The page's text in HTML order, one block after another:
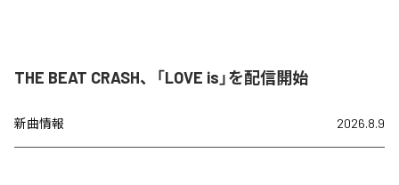
THE BEAT CRASH、「LOVE is」を配信開始
新曲情報 2026.8.9